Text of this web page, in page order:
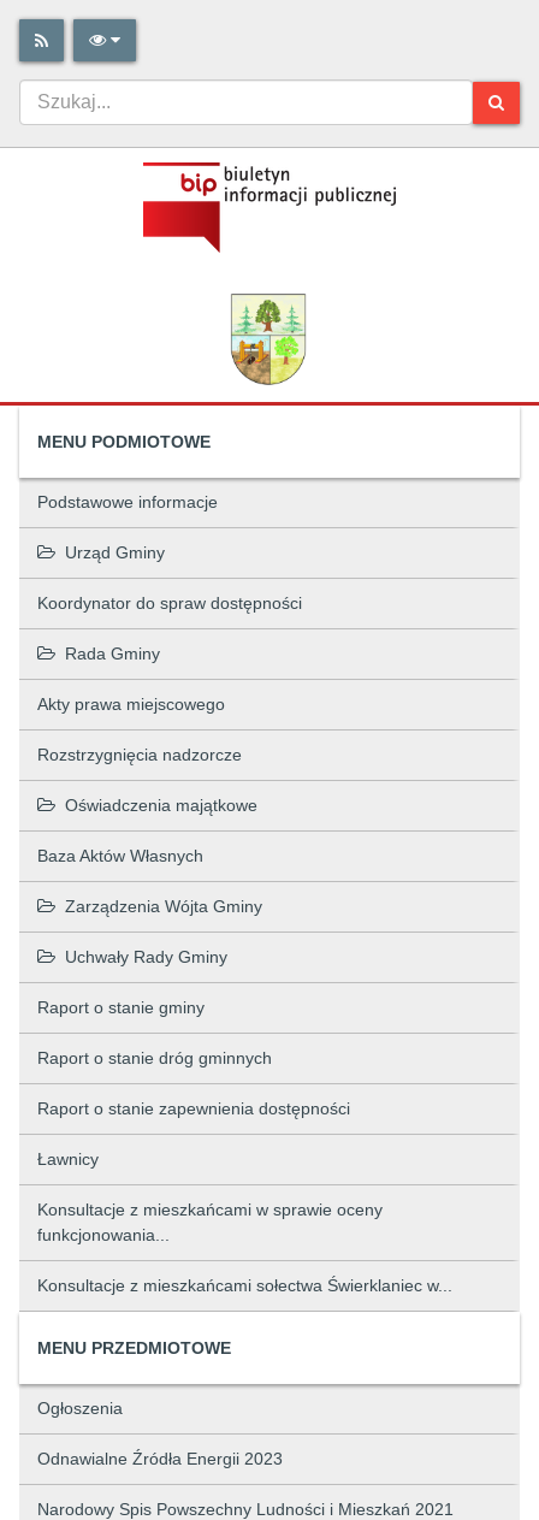
MENU PODMIOTOWE
Podstawowe informacje
Urząd Gminy
Koordynator do spraw dostępności
Rada Gminy
Akty prawa miejscowego
Rozstrzygnięcia nadzorcze
Oświadczenia majątkowe
Baza Aktów Własnych
Zarządzenia Wójta Gminy
Uchwały Rady Gminy
Raport o stanie gminy
Raport o stanie dróg gminnych
Raport o stanie zapewnienia dostępności
Ławnicy
Konsultacje z mieszkańcami w sprawie oceny
funkcjonowania...
Konsultacje z mieszkańcami sołectwa Świerklaniec w...
MENU PRZEDMIOTOWE
Ogłoszenia
Odnawialne Źródła Energii 2023
Narodowy Spis Powszechny Ludności i Mieszkań 2021